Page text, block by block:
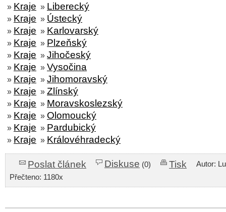
» Kraje » Liberecký
» Kraje » Ústecký
» Kraje » Karlovarský
» Kraje » Plzeňský
» Kraje » Jihočeský
» Kraje » Vysočina
» Kraje » Jihomoravský
» Kraje » Zlínský
» Kraje » Moravskoslezský
» Kraje » Olomoucký
» Kraje » Pardubický
» Kraje » Královéhradecký
Poslat článek Diskuse (0) Tisk
Autor:
Přečteno: 1180x